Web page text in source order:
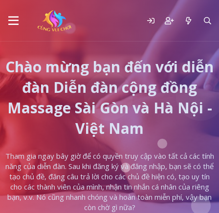
Chào mừng bạn đến với diễn
đàn Diễn đàn cộng đồng
Massage Sài Gòn và Hà Nội -
Việt Nam
Tham gia ngay bây giờ để có quyền truy cập vào tất cả các tính
năng của diễn đàn. Sau khi đăng ký và đăng nhập, bạn sẽ có thể
tạo chủ đề, đăng câu trả lời cho các chủ đề hiện có, tạo uy tín
cho các thành viên của mình, nhận tin nhắn cá nhân của riêng
bạn, v.v. Nó cũng nhanh chóng và hoàn toàn miễn phí, vậy bạn
còn chờ gì nữa?